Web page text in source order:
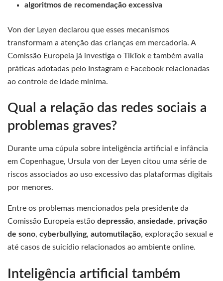
algoritmos de recomendação excessiva
Von der Leyen declarou que esses mecanismos
transformam a atenção das crianças em mercadoria. A
Comissão Europeia já investiga o TikTok e também avalia
práticas adotadas pelo Instagram e Facebook relacionadas
ao controle de idade mínima.
Qual a relação das redes sociais a
problemas graves?
Durante uma cúpula sobre inteligência artificial e infância
em Copenhague, Ursula von der Leyen citou uma série de
riscos associados ao uso excessivo das plataformas digitais
por menores.
Entre os problemas mencionados pela presidente da
Comissão Europeia estão depressão, ansiedade, privação
de sono, cyberbullying, automutilação, exploração sexual e
até casos de suicídio relacionados ao ambiente online.
Inteligência artificial também